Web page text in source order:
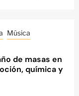
Música
de masas en
química y